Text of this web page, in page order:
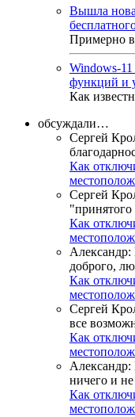
Вышла
Примерно в
Windows-
функций и
Как
обсуждали…
Сергей
Как
Сергей
Как
Александр:
доброго,
Как
Сергей
все
Как
Александр:
ничего и не
Как